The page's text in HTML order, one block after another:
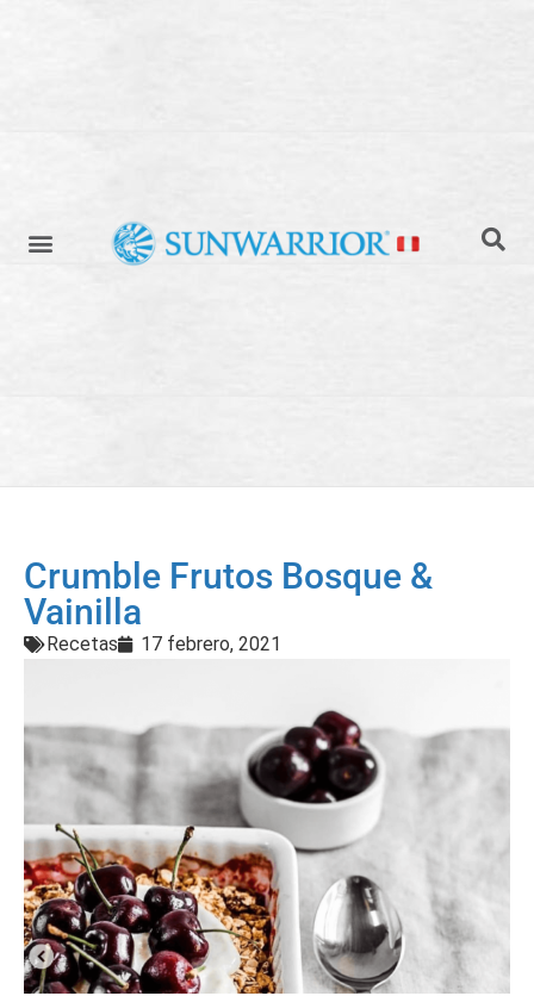
Crumble Frutos Bosque &
Vainilla
Recetas 17 febrero, 2021